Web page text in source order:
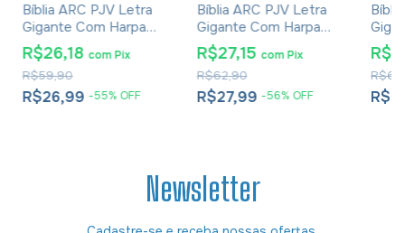
Bíblia ARC PJV Letra
Gigante Com Harpa
Avivada E Corinhos -
Capa Carteira Bicolor
Rosa e Azul
R$26,99 -55% OFF
R$59,90
R$26,18 com Pix
Bíblia ARC PJV Letra
Gigante Com Harpa
Avivada E Corinhos -
Capa Carteira Marrom
R$27,99 -56% OFF
R$62,90
R$27,15 com Pix
Newsletter